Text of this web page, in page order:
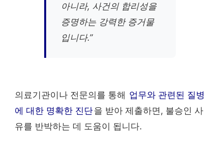
아니라, 사건의 합리성을
증명하는 강력한 증거물
입니다.”
의료기관이나 전문의를 통해 업무와 관련된 질병
에 대한 명확한 진단을 받아 제출하면, 불승인 사
유를 반박하는 데 도움이 됩니다.